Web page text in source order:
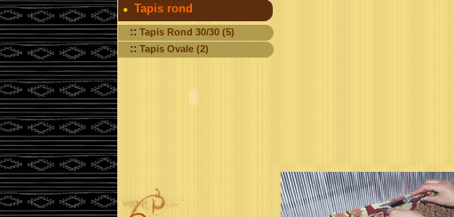
Tapis rond
:: Tapis Rond 30/30 (5)
:: Tapis Ovale (2)